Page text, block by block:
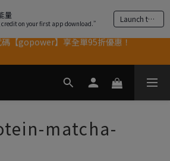
量
on your first app download.” Launch the app
｜App 下單享 5% 購物金回饋
碼【gopower】享全單95折優惠！
500g/1kg 指定乳清2包贈品牌毛巾
｜App 下單享 5% 購物金回饋
matcha-